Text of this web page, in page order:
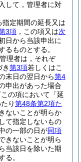
して，管理者に対
指定期間の延長又は
3項 ，この項又は次
日から当該申出に
るものとする。
理者は，それぞ
第3項若しくはこ
末日の翌日から第4
申出があった場合
の項において「延
り第48条第2項た
ないことが明らか
て指定しないもの
の一部の日が同項
きないことが明ら
当該日を除いた期
る。